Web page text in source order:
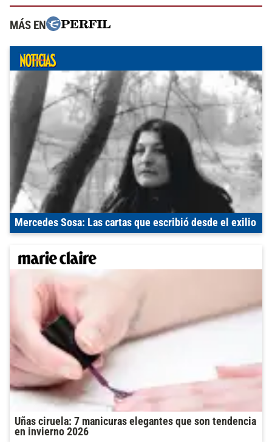
MÁS EN
Mercedes Sosa: Las cartas que escribió desde el exilio
Uñas ciruela: 7 manicuras elegantes que son tendencia
en invierno 2026